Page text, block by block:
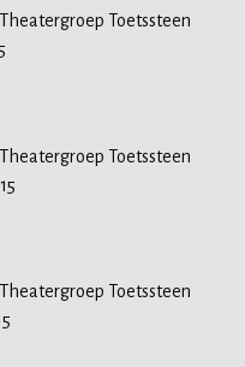
Toetssteen
Toetssteen
Toetssteen